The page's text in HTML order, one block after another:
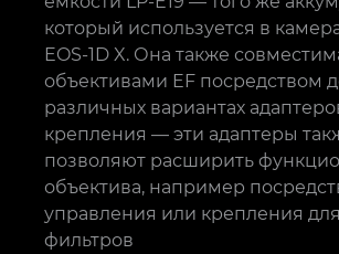
который используется в
EOS-1D X. Она также
объективами EF посредством
различных вариантах
крепления — эти адаптеры
позволяют расширить
объектива, например
управления или крепления
фильтров